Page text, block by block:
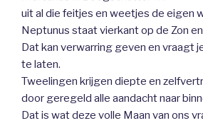
uit al die feitjes en weetjes de eigen
Neptunus staat vierkant op de Zon
Dat kan verwarring geven en vraagt
te laten.
Tweelingen krijgen diepte en
door geregeld alle aandacht naar
Dat is wat deze volle Maan van ons